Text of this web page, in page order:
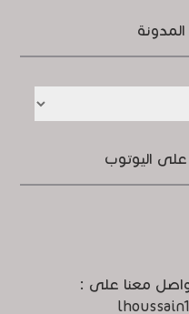
اليوتوب
معنا على :